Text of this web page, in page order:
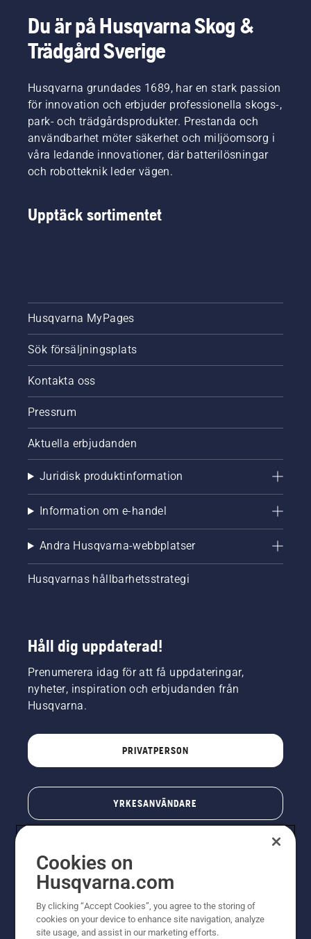
Du är på Husqvarna Skog &
Trädgård Sverige
Husqvarna grundades 1689, har en stark passion
för innovation och erbjuder professionella skogs-,
park- och trädgårdsprodukter. Prestanda och
användbarhet möter säkerhet och miljöomsorg i
våra ledande innovationer, där batterilösningar
och robotteknik leder vägen.
Upptäck sortimentet
Husqvarna MyPages
Sök försäljningsplats
Kontakta oss
Pressrum
Aktuella erbjudanden
Juridisk produktinformation
Information om e-handel
Andra Husqvarna-webbplatser
Husqvarnas hållbarhetsstrategi
Håll dig uppdaterad!
Prenumerera idag för att få uppdateringar,
nyheter, inspiration och erbjudanden från
Husqvarna.
PRIVATPERSON
YRKESANVÄNDARE
Cookies on
Husqvarna.com
By clicking “Accept Cookies”, you agree to the storing of
cookies on your device to enhance site navigation, analyze
site usage, and assist in our marketing efforts.